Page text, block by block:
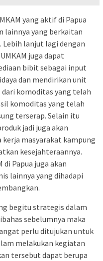
yang aktif di Papua
lainnya yang berkaitan
Lebih lanjut lagi dengan
juga dapat
bibit sebagai input
dan mendirikan unit
komoditas yang telah
komoditas yang telah
terserap. Selain itu
jadi juga akan
masyarakat kampung
kesejahteraannya.
Papua juga akan
lainnya yang dihadapi
begitu strategis dalam
sebelumnya maka
perlu ditujukan untuk
melakukan kegiatan
tersebut dapat berupa